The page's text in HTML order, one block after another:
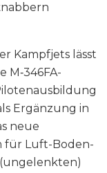
Kampfjets lässt
M‑346FA-
Ergänzung in
neue
für Luft-Boden-